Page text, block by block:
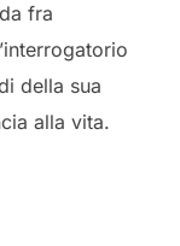
fra
della sua
alla vita.